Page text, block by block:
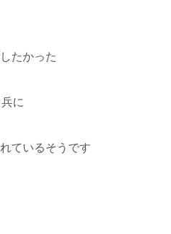
たかった
に
ているそうです